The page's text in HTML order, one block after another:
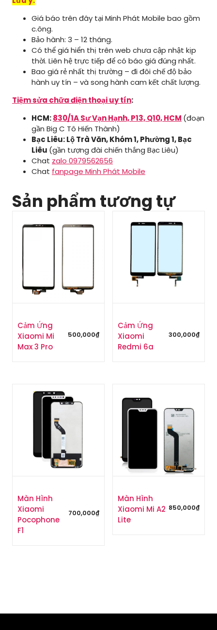
Giá báo trên đây tại Minh Phát Mobile bao gồm
c.ông.
Bảo hành: 3 – 12 tháng.
Có thể giá hiển thị trên web chưa cập nhật kịp
thời. Liên hệ trực tiếp để có báo giá đúng nhất.
Bao giá rẻ nhất thị trường – đi đôi chế độ bảo
hành uy tín – và song hành cam kết chất lượng.
Tiệm sửa chữa điện thoại uy tín:
HCM:830/1A Sư Vạn Hạnh, P13, Q10, HCM (đoạn
gần Big C Tô Hiến Thành)
Bạc Liêu: Lộ Trà Văn, Khóm 1, Phường 1, Bạc
Liêu (gần tượng đài chiến thắng Bạc Liêu)
Chat zalo 0979562656
Chat fanpage Minh Phát Mobile
Sản phẩm tương tự
Cảm Ứng
Xiaomi Mi
Max 3 Pro
500,000₫
Cảm Ứng
Xiaomi
Redmi 6a
300,000₫
Màn Hình
Xiaomi
Pocophone
F1
700,000₫
Màn Hình
Xiaomi Mi A2
Lite
850,000₫